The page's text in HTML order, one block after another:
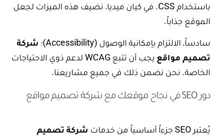
باستخدام CSS. في كيان ميديا، نضيف هذه الميزات لجعل
الموقع جذاباً.
سادساً، الالتزام بإمكانية الوصول (Accessibility)؛
شركة
تصميم مواقع
يجب أن تتبع WCAG لدعم ذوي الاحتياجات
الخاصة. نحن نضمن ذلك في جميع مشاريعنا.
دور SEO في نجاح موقعك مع شركة تصميم مواقع
يُعتبر SEO جزءاً أساسياً من خدمات
شركة تصميم